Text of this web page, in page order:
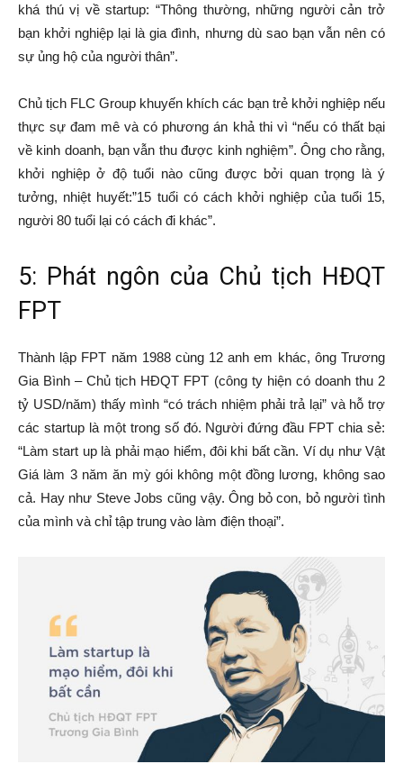
khá thú vị về startup: “Thông thường, những người cản trở
bạn khởi nghiệp lại là gia đình, nhưng dù sao bạn vẫn nên có
sự ủng hộ của người thân”.
Chủ tịch FLC Group khuyến khích các bạn trẻ khởi nghiệp nếu
thực sự đam mê và có phương án khả thi vì “nếu có thất bại
về kinh doanh, bạn vẫn thu được kinh nghiệm”. Ông cho rằng,
khởi nghiệp ở độ tuổi nào cũng được bởi quan trọng là ý
tưởng, nhiệt huyết:”15 tuổi có cách khởi nghiệp của tuổi 15,
người 80 tuổi lại có cách đi khác”.
5: Phát ngôn của Chủ tịch HĐQT
FPT
Thành lập FPT năm 1988 cùng 12 anh em khác, ông Trương
Gia Bình – Chủ tịch HĐQT FPT (công ty hiện có doanh thu 2
tỷ USD/năm) thấy mình “có trách nhiệm phải trả lại” và hỗ trợ
các startup là một trong số đó. Người đứng đầu FPT chia sẻ:
“Làm start up là phải mạo hiểm, đôi khi bất cần. Ví dụ như Vật
Giá làm 3 năm ăn mỳ gói không một đồng lương, không sao
cả. Hay như Steve Jobs cũng vậy. Ông bỏ con, bỏ người tình
của mình và chỉ tập trung vào làm điện thoại”.